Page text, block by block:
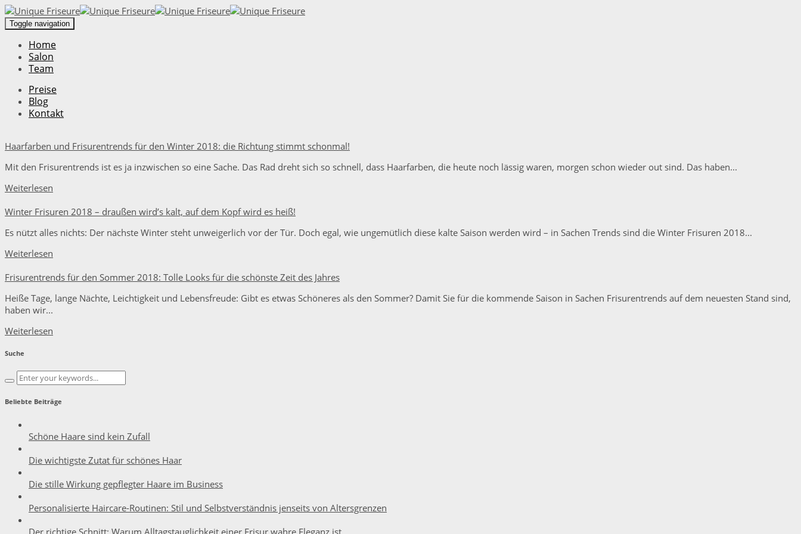
Toggle navigation
Home
Salon
Team
Preise
Blog
Kontakt
Haarfarben und Frisurentrends für den Winter 2018: die Richtung stimmt schonmal!
Mit den Frisurentrends ist es ja inzwischen so eine Sache. Das Rad dreht sich so schnell, dass Haarfarben, die heute noch lässig waren, morgen schon wieder out sind. Das haben...
Weiterlesen
Winter Frisuren 2018 – draußen wird’s kalt, auf dem Kopf wird es heiß!
Es nützt alles nichts: Der nächste Winter steht unweigerlich vor der Tür. Doch egal, wie ungemütlich diese kalte Saison werden wird – in Sachen Trends sind die Winter Frisuren 2018...
Weiterlesen
Frisurentrends für den Sommer 2018: Tolle Looks für die schönste Zeit des Jahres
Heiße Tage, lange Nächte, Leichtigkeit und Lebensfreude: Gibt es etwas Schöneres als den Sommer? Damit Sie für die kommende Saison in Sachen Frisurentrends auf dem neuesten Stand sind,
haben wir...
Weiterlesen
Suche
Beliebte Beiträge
Schöne Haare sind kein Zufall
Die wichtigste Zutat für schönes Haar
Die stille Wirkung gepflegter Haare im Business
Personalisierte Haircare-Routinen: Stil und Selbstverständnis jenseits von Altersgrenzen